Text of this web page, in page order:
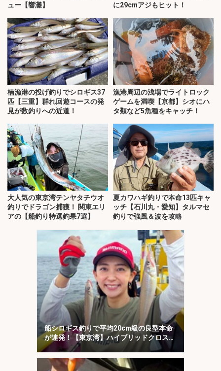
ュー【響灘】
に29cmアジもヒット！
楠漁港の投げ釣りでシロギス37
匹【三重】群れ回遊コースの発
見が数釣りへの近道！
漁港周辺の浅場でライトロック
ゲームを満喫【京都】シオにハ
タ類など5魚種をキャッチ！
大人気の東京湾テンヤタチウオ
釣りでドラゴン捕獲！ 関東エリ
アの【船釣り特選釣果7選】
夏カワハギ釣りで本命13匹キャ
ッチ【石川丸・愛知】タルマセ
釣りで強風＆波を攻略
船シロギス釣りで平均20cm級の良型本命
が連発！【東京湾】ハイブリッドクロスに
好反応